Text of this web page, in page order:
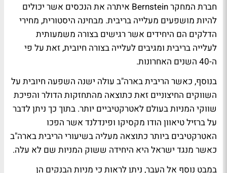
חברת המחקר Bernstein איתרה את הנכסים אשר יכולים
להיות מושפעים מעלייה בריבית. מבחינה היסטורית, מחירי
הדלקים הם היחידים אשר רגישים בצורה משמעותית
לעלייה בריבית ומגיבים לעלייה בצורה חיובית, זאת על פי
ה-40 השנים האחרונות.
בנוסף, כאשר הריבית בארה"ב עולה ישנה השפעה חיובית על
השווקים החיצוניים זאת כתוצאה מהתחזקות הדולר והפיכת
שווקי המניות בעולם לאטרקטיביים יותר. בתוך כך ניתן לדבר
על ברזיל טיאוון הודו מקסיקו ופינדלנד אשר הפכו
האטרקטיבים ביותר כתוצאה מעליה בשיעורי הריבית בארה"ב
כאשר מנגד ישראל היא היחידה ששוק המניות שם לא עלה.
במבט נוסף אל העבר, ניתן לראות כי מניות הבנקים הן